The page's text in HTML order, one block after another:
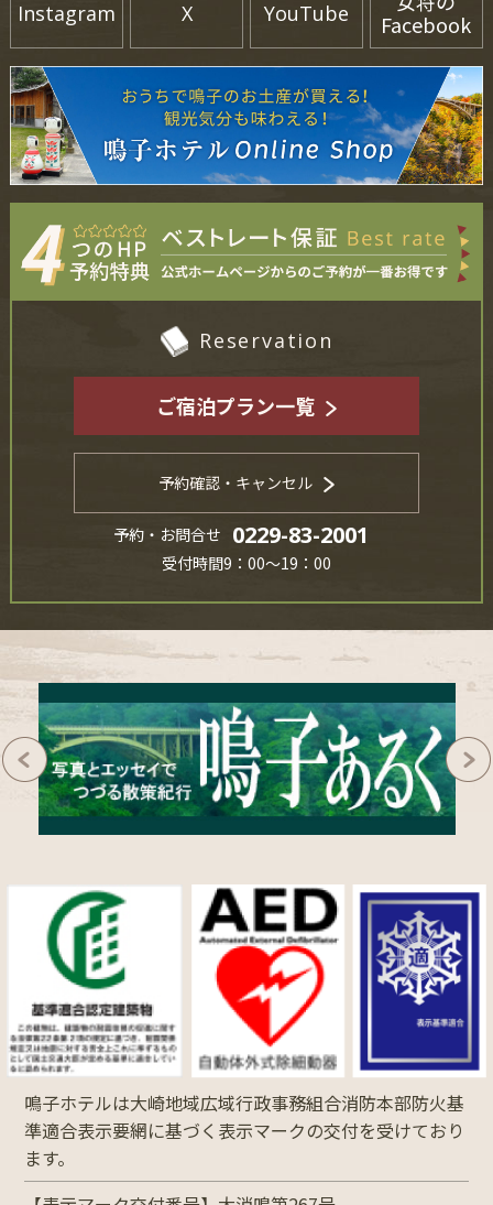
Instagram X YouTube
Facebook
Reservation
ご宿泊プラン一覧
予約確認・キャンセル
予約・お問合せ 0229-83-2001
受付時間9：00～19：00
鳴子ホテルは大崎地域広域行政事務組合消防本部防火基
準適合表示要網に基づく表示マークの交付を受けており
ます。